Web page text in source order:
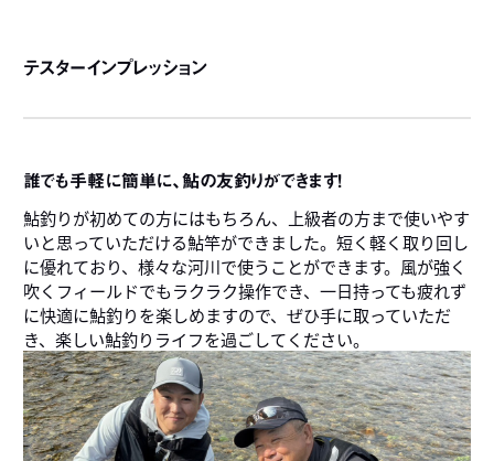
テスターインプレッション
誰でも手軽に簡単に、鮎の友釣りができます！
鮎釣りが初めての方にはもちろん、上級者の方まで使いやす
いと思っていただける鮎竿ができました。短く軽く取り回し
に優れており、様々な河川で使うことができます。風が強く
吹くフィールドでもラクラク操作でき、一日持っても疲れず
に快適に鮎釣りを楽しめますので、ぜひ手に取っていただ
き、楽しい鮎釣りライフを過ごしてください。